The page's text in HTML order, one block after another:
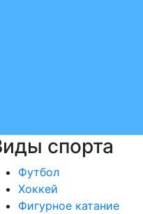
спорта
Футбол
Хоккей
Фигурное катание